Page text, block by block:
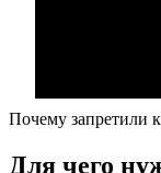
Почему запретили
Для чего